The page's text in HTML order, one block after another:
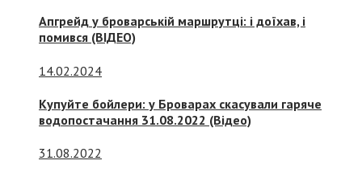
Апгрейд у броварській маршрутці: і доїхав, і
помився (ВІДЕО)
14.02.2024
Купуйте бойлери: у Броварах скасували гаряче
водопостачання 31.08.2022 (Відео)
31.08.2022